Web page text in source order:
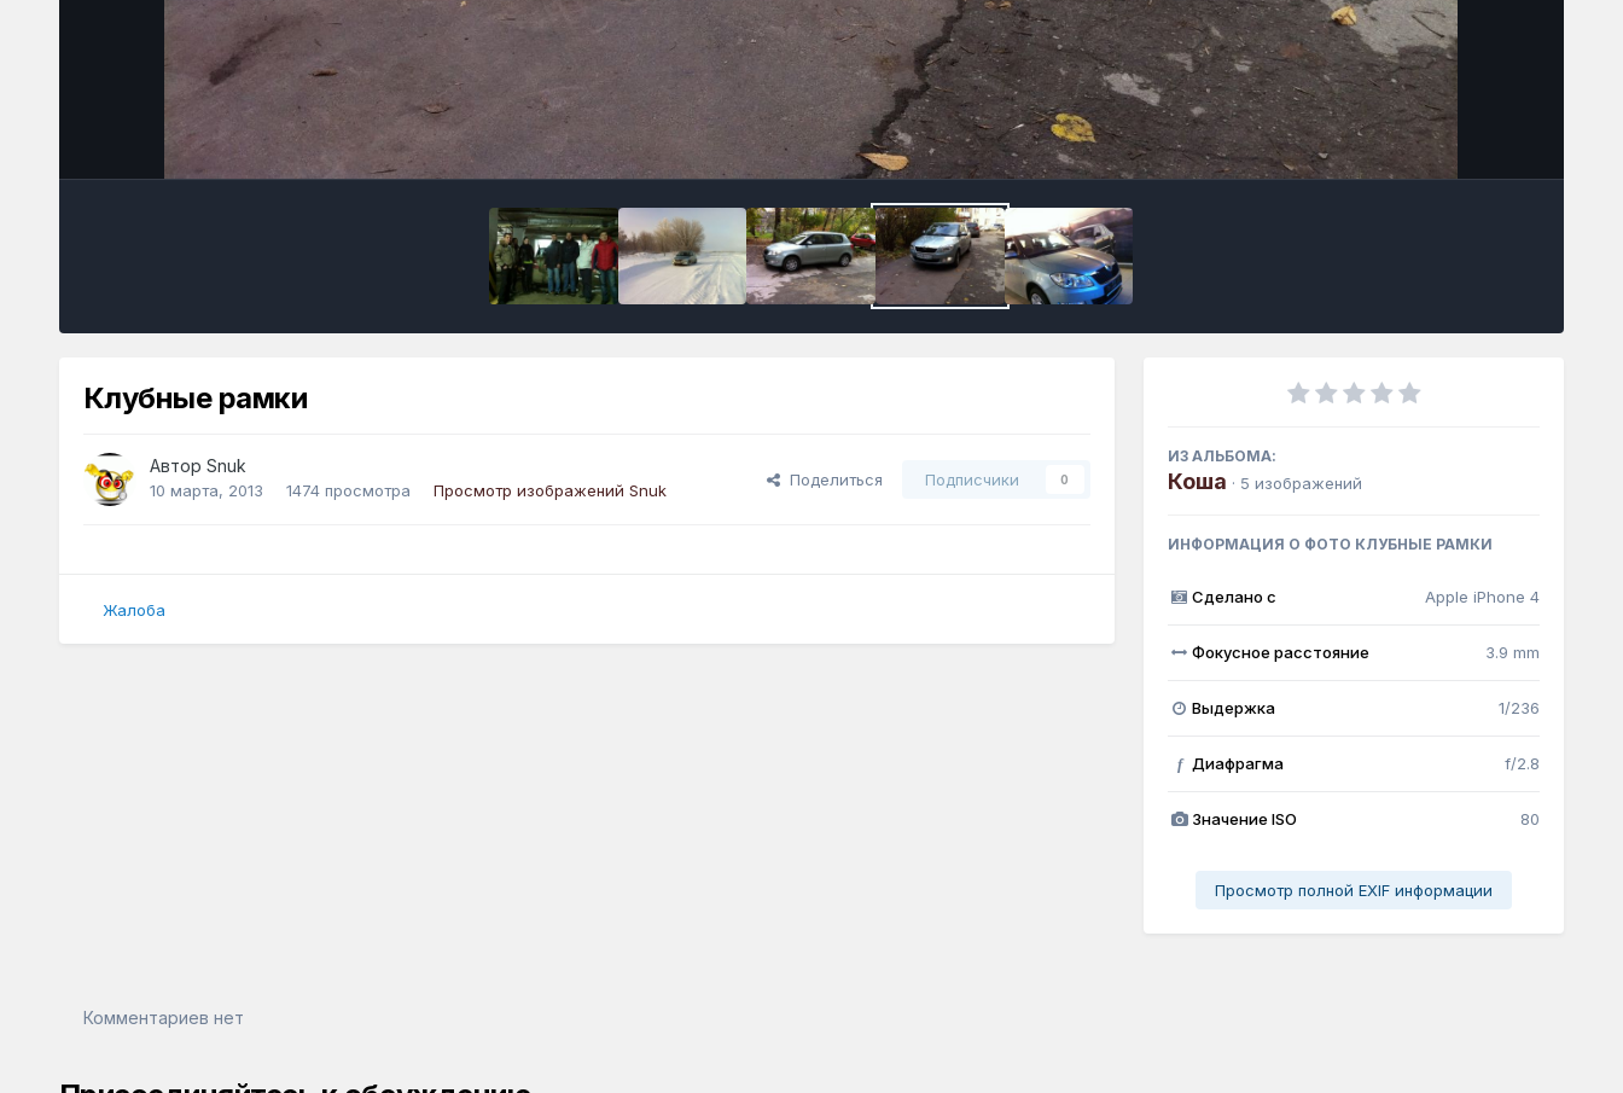
Инструменты
Клубные рамки
Автор Snuk
10 марта, 2013 1474 просмотра Просмотр изображений Snuk
Поделиться Подписчики 0
Жалоба
ИЗ АЛЬБОМА:
Коша · 5 изображений
ИНФОРМАЦИЯ О ФОТО КЛУБНЫЕ РАМКИ
Сделано с Apple iPhone 4
Фокусное расстояние 3.9 mm
Выдержка 1/236
f Диафрагма f/2.8
Значение ISO 80
Просмотр полной EXIF информации
Комментариев нет